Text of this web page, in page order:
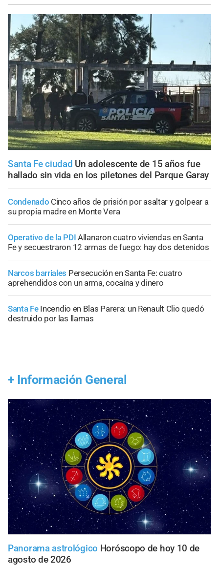
Santa Fe ciudad Un adolescente de 15 años fue
hallado sin vida en los piletones del Parque Garay
Condenado Cinco años de prisión por asaltar y golpear a
su propia madre en Monte Vera
Operativo de la PDI Allanaron cuatro viviendas en Santa
Fe y secuestraron 12 armas de fuego: hay dos detenidos
Narcos barriales Persecución en Santa Fe: cuatro
aprehendidos con un arma, cocaína y dinero
Santa Fe Incendio en Blas Parera: un Renault Clio quedó
destruido por las llamas
+ Información General
Panorama astrológico Horóscopo de hoy 10 de
agosto de 2026